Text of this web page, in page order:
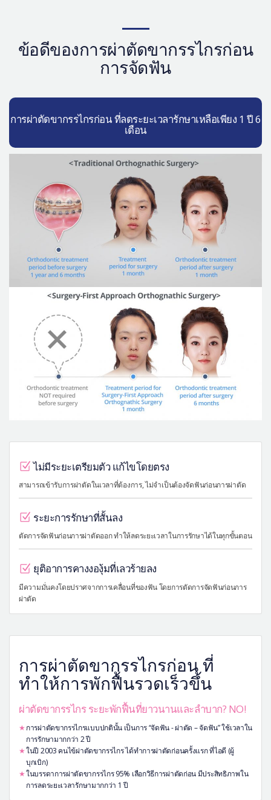
ข้อดีของการผ่าตัดขากรรไกรก่อน
การจัดฟัน
การผ่าตัดขากรรไกรก่อน ที่ลดระยะเวลารักษาเหลือเพียง 1 ปี 6
เดือน
ไม่มีระยะเตรียมตัว แก้ไขโดยตรง
สามารถเข้ารับการผ่าตัดในเวลาที่ต้องการ, ไม่จำเป็นต้องจัดฟันก่อนการผ่าตัด
ระยะการรักษาที่สั้นลง
ตัดการจัดฟันก่อนการผ่าตัดออก ทำให้ลดระยะเวลาในการรักษาได้ในทุกขั้นตอน
ยุติอาการคางงองุ้มที่เลวร้ายลง
มีความมั่นคงโดยปราศจากการเคลื่อนที่ของฟัน โดยการตัดการจัดฟันก่อนการ
ผ่าตัด
การผ่าตัดขากรรไกรก่อน ที่
ทำให้การพักฟื้นรวดเร็วขึ้น
ผ่าตัดขากรรไกร ระยะพักฟื้นที่ยาวนานและลำบาก? NO!
การผ่าตัดขากรรไกรแบบปกตินั้น เป็นการ “จัดฟัน - ผ่าตัด – จัดฟัน” ใช้เวลาใน
การรักษามากกว่า 2 ปี
ในปี 2003 คนไข้ผ่าตัดขากรรไกร ได้ทำการผ่าตัดก่อนครั้งแรก ที่ไอดี (ผู้
บุกเบิก)
ในบรรดาการผ่าตัดขากรรไกร 95% เลือกวิธีการผ่าตัดก่อน มีประสิทธิภาพใน
การลดระยะเวลารักษามากกว่า 1 ปี